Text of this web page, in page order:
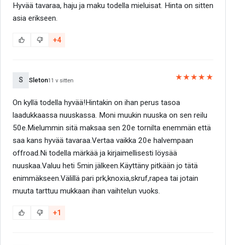
Hyvää tavaraa, haju ja maku todella mieluisat. Hinta on sitten
asia erikseen.
+4
S Sleton11 v sitten ★★★★★
On kyllä todella hyvää!Hintakin on ihan perus tasoa
laadukkaassa nuuskassa. Moni muukin nuuska on sen reilu
50e.Mielummin sitä maksaa sen 20e tornilta enemmän että
saa kans hyvää tavaraa.Vertaa vaikka 20e halvempaan
offroad.Ni todella märkää ja kirjaimellisesti löysää
nuuskaa.Valuu heti 5min jälkeen.Käyttäny pitkään jo tätä
enimmäkseen.Välillä pari prk,knoxia,skruf,rapea tai jotain
muuta tarttuu mukkaan ihan vaihtelun vuoks.
+1